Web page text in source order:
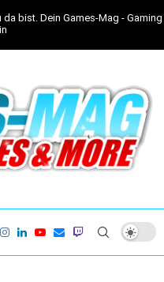
bist. Dein Games-Mag - Gaming